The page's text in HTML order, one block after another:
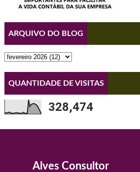
ARQUIVO DO BLOG
QUANTIDADE DE VISITAS
328,474
Alves Consultor